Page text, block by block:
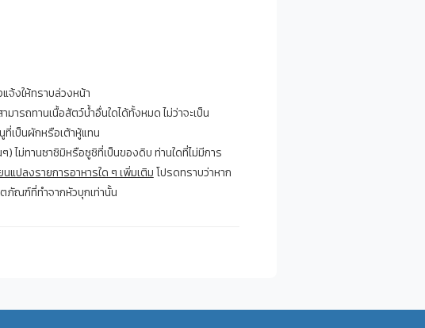
จ้งให้ทราบล่วงหน้า
ารถทานเนื้อสัตว์น้ำอื่นใดได้ทั้งหมด ไม่ว่าจะเป็น
ที่เป็นผักหรือเต้าหู้แทน
) ไม่ทานซาชิมิหรือซูชิที่เป็นของดิบ ท่านใดที่ไม่มีการ
แปลงรายการอาหารใด ๆ เพิ่มเติมโปรดทราบว่าหาก
ภัณฑ์ที่ทำจากหัวบุกเท่านั้น